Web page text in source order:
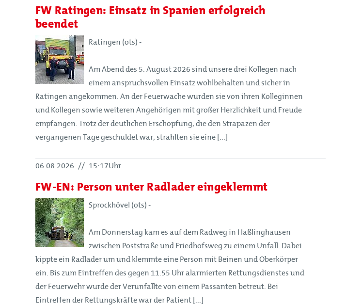
Mitglieder
Organe
Geschäftsstelle
Leitbild
Satzung
Förderer und Partner
Kinderfeuerwehr
Jugendfeuerwehr
Struktur
Struktur
Mitglieder
Organe
Geschäftsstelle
Leitbild
Satzung
Förderer und Partner
FW Ratingen: Einsatz in Spanien erfolgreich
beendet
Ratingen (ots) -
Am Abend des 5. August 2026 sind unsere drei Kollegen nach
einem anspruchsvollen Einsatz wohlbehalten und sicher in
Ratingen angekommen. An der Feuerwache wurden sie von ihren Kolleginnen
und Kollegen sowie weiteren Angehörigen mit großer Herzlichkeit und Freude
empfangen. Trotz der deutlichen Erschöpfung, die den Strapazen der
vergangenen Tage geschuldet war, strahlten sie eine [...]
06.08.2026 // 15:17Uhr
FW-EN: Person unter Radlader eingeklemmt
Sprockhövel (ots) -
Am Donnerstag kam es auf dem Radweg in Haßlinghausen
zwischen Poststraße und Friedhofsweg zu einem Unfall. Dabei
kippte ein Radlader um und klemmte eine Person mit Beinen und Oberkörper
ein. Bis zum Eintreffen des gegen 11.55 Uhr alarmierten Rettungsdienstes und
der Feuerwehr wurde der Verunfallte von einem Passanten betreut. Bei
Eintreffen der Rettungskräfte war der Patient [...]